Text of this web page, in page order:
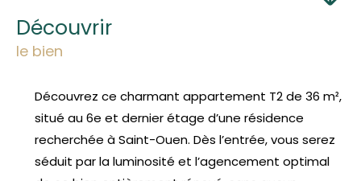
découvrir
le bien
Découvrez ce charmant appartement T2 de 36 m²,
situé au 6e et dernier étage d’une résidence
recherchée à Saint-Ouen. Dès l’entrée, vous serez
séduit par la luminosité et l’agencement optimal